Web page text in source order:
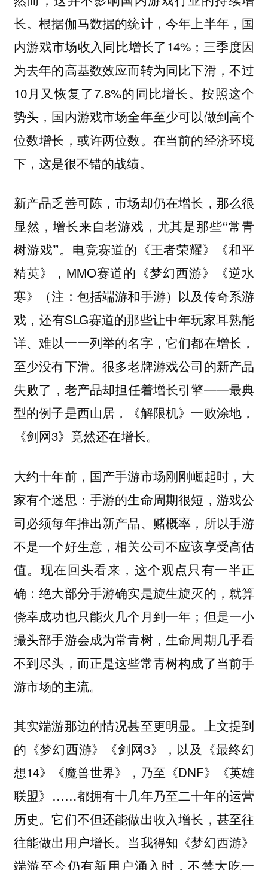
长。根据伽马数据的统计，今年上半年，国
内游戏市场收入同比增长了14%；三季度因
为去年的高基数效应而转为同比下滑，不过
10月又恢复了7.8%的同比增长。按照这个
势头，国内游戏市场全年至少可以做到高个
位数增长，或许两位数。在当前的经济环境
下，这是很不错的战绩。
新产品乏善可陈，市场却仍在增长，那么很
显然，增长来自老游戏，尤其是那些“常青
树游戏”。 电竞赛道的《王者荣耀》《和平
精英》，MMO赛道的《梦幻西游》《逆水
寒》（注：包括端游和手游）以及传奇系游
戏，还有SLG赛道的那些让中年玩家耳熟能
详、难以一一列举的名字，它们都在增长，
至少没有下滑。很多老牌游戏公司的新产品
失败了，老产品却担任着增长引擎——最典
型的例子是西山居，《解限机》一败涂地，
《剑网3》竟然还在增长。
大约十年前，国产手游市场刚刚崛起时，大
家有个迷思：手游的生命周期很短，游戏公
司必须每年推出新产品、赌概率，所以手游
不是一个好生意，相关公司不应该享受高估
值。现在回头看来，这个观点只有一半正
确：绝大部分手游确实是旋生旋灭的，就算
侥幸成功也只能火几个月到一年；但是一小
撮头部手游会成为常青树，生命周期几乎看
不到尽头，而正是这些常青树构成了当前手
游市场的主流。
其实端游那边的情况甚至更明显。上文提到
的《梦幻西游》《剑网3》，以及《最终幻
想14》《魔兽世界》，乃至《DNF》《英雄
联盟》……都拥有十几年乃至二十年的运营
历史。它们不但还能做出收入增长，甚至往
往能做出用户增长。当我得知《梦幻西游》
端游至今仍有新用户涌入时，不禁大吃一